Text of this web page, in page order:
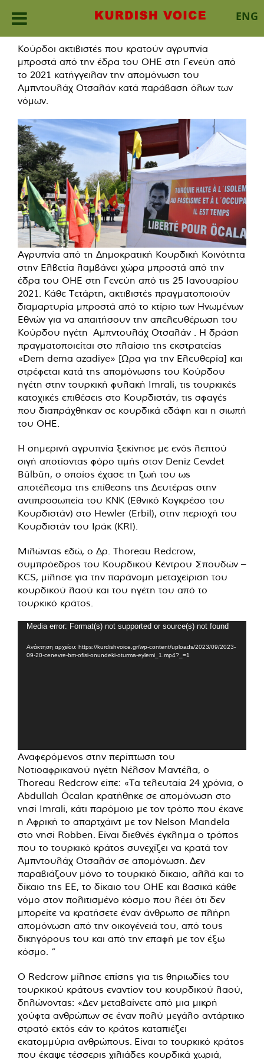
ENG
content
Κούρδοι ακτιβιστές που κρατούν αγρυπνία
μπροστά από την έδρα του ΟΗΕ στη Γενεύη από
το 2021 κατήγγειλαν την απομόνωση του
Αμπντουλάχ Οτσαλάν κατά παράβαση όλων των
νόμων.
Αγρυπνία από τη Δημοκρατική Κουρδική Κοινότητα
στην Ελβετία λαμβάνει χώρα μπροστά από την
έδρα του ΟΗΕ στη Γενεύη από τις 25 Ιανουαρίου
2021. Κάθε Τετάρτη, ακτιβιστές πραγματοποιούν
διαμαρτυρία μπροστά από το κτίριο των Ηνωμένων
Εθνών για να απαιτήσουν την απελευθέρωση του
Κούρδου ηγέτη Αμπντουλάχ Οτσαλάν . Η δράση
πραγματοποιείται στο πλαίσιο της εκστρατείας
«Dem dema azadiye» [Ώρα για την Ελευθερία] και
στρέφεται κατά της απομόνωσης του Κούρδου
ηγέτη στην τουρκική φυλακή Imrali, τις τουρκικές
κατοχικές επιθέσεις στο Κουρδιστάν, τις σφαγές
που διαπράχθηκαν σε κουρδικά εδάφη και η σιωπή
του ΟΗΕ.
Η σημερινή αγρυπνία ξεκίνησε με ενός λεπτού
σιγή αποτίοντας φόρο τιμής στον Deniz Cevdet
Bülbün, ο οποίος έχασε τη ζωή του ως
αποτέλεσμα της επίθεσης της Δευτέρας στην
αντιπροσωπεία του KNK (Εθνικό Κογκρέσο του
Κουρδιστάν) στο Hewler (Erbil), στην περιοχή του
Κουρδιστάν του Ιράκ (KRI).
Μιλώντας εδώ, ο Δρ. Thoreau Redcrow,
συμπρόεδρος του Κουρδικού Κέντρου Σπουδών –
KCS, μίλησε για την παράνομη μεταχείριση του
κουρδικού λαού και του ηγέτη του από το
τουρκικό κράτος.
Πρόγραμμα
Βίντεο
Media error: Format(s) not supported or source(s) not found
Ανάκτηση αρχείου: https://kurdishvoice.gr/wp-content/uploads/2023/09/2023-
09-20-cenevre-bm-ofisi-onundeki-oturma-eylemi_1.mp4?_=1
Αναφερόμενος στην περίπτωση του
Νοτιοαφρικανού ηγέτη Νέλσον Μαντέλα, ο
Thoreau Redcrow είπε: «Τα τελευταία 24 χρόνια, ο
Abdullah Öcalan κρατήθηκε σε απομόνωση στο
νησί Imrali, κάτι παρόμοιο με τον τρόπο που έκανε
η Αφρική το απαρτχάιντ με τον Nelson Mandela
στο νησί Robben. Είναι διεθνές έγκλημα ο τρόπος
που το τουρκικό κράτος συνεχίζει να κρατά τον
Αμπντουλάχ Οτσαλάν σε απομόνωση. Δεν
παραβιάζουν μόνο το τουρκικό δίκαιο, αλλά και το
δίκαιο της ΕΕ, το δίκαιο του ΟΗΕ και βασικά κάθε
νόμο στον πολιτισμένο κόσμο που λέει ότι δεν
μπορείτε να κρατήσετε έναν άνθρωπο σε πλήρη
απομόνωση από την οικογένειά του, από τους
δικηγόρους του και από την επαφή με τον έξω
κόσμο. ”
Ο Redcrow μίλησε επίσης για τις θηριωδίες του
τουρκικού κράτους εναντίον του κουρδικού λαού,
δηλώνοντας: «Δεν μεταβαίνετε από μια μικρή
χούφτα ανθρώπων σε έναν πολύ μεγάλο αντάρτικο
στρατό εκτός εάν το κράτος καταπιέζει
εκατομμύρια ανθρώπους. Είναι το τουρκικό κράτος
που έκαψε τέσσερις χιλιάδες κουρδικά χωριά,